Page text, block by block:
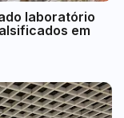
laboratório
em